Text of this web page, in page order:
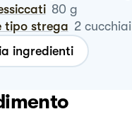
80 g
tipo strega 2 cucchiai
ingredienti